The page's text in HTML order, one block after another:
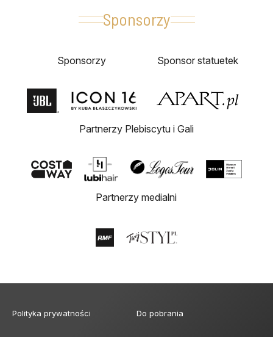
Sponsorzy
Sponsorzy Sponsor statuetek
Partnerzy Plebiscytu i Gali
Partnerzy medialni
Polityka prywatności Do pobrania